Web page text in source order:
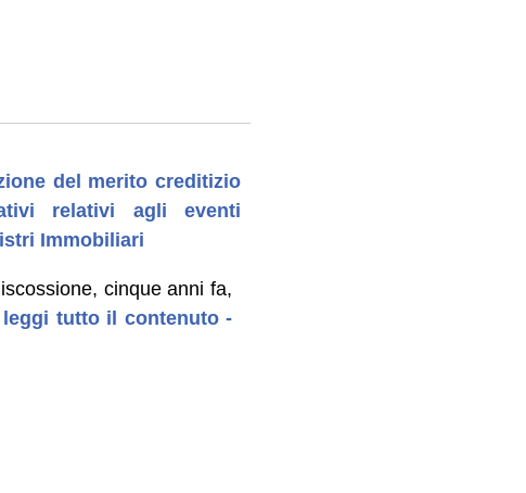
del merito creditizio
relativi agli eventi
Immobiliari
cinque anni fa,
tutto il contenuto -